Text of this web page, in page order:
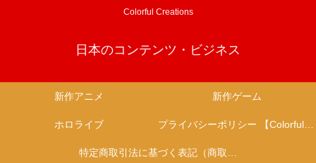
Colorful Creations
日本のコンテンツ・ビジネス
新作アニメ 新作ゲーム
ホロライブ プライバシーポリシー 【Colorful Creation】
特定商取引法に基づく表記（商取引に関する開示）